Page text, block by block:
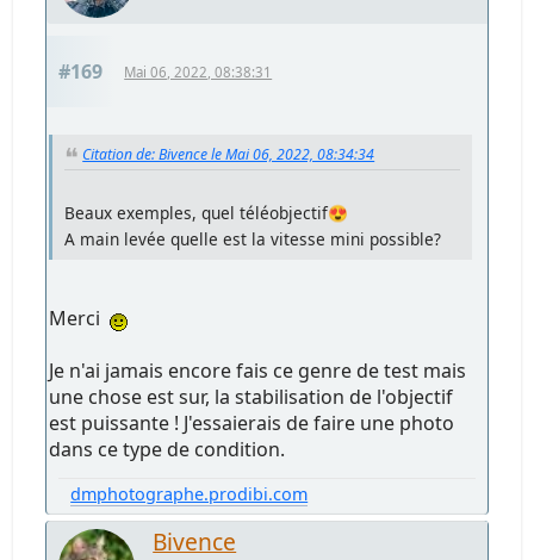
#169 Mai 06, 2022, 08:38:31
Citation de: Bivence le Mai 06, 2022, 08:34:34
Beaux exemples, quel téléobjectif😍
A main levée quelle est la vitesse mini possible?
Merci
Je n'ai jamais encore fais ce genre de test mais
une chose est sur, la stabilisation de l'objectif
est puissante ! J'essaierais de faire une photo
dans ce type de condition.
dmphotographe.prodibi.com
Bivence